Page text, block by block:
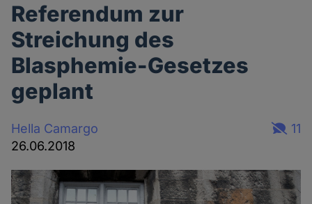
Referendum zur
Streichung des
Blasphemie-Gesetzes
geplant
Hella Camargo
26.06.2018
11